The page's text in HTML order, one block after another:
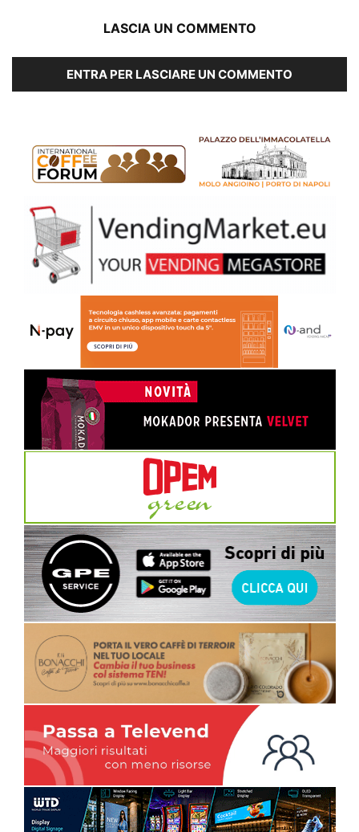
LASCIA UN COMMENTO
ENTRA PER LASCIARE UN COMMENTO